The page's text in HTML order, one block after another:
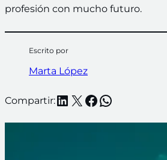
profesión con mucho futuro.
Escrito por
Marta López
Compartir:LinkedIn
X Facebook
WhatsApp